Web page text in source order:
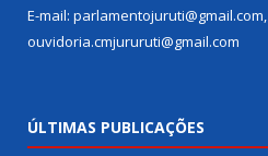
E-mail: parlamentojuruti@gmail.com,
ouvidoria.cmjururuti@gmail.com
ÚLTIMAS PUBLICAÇÕES